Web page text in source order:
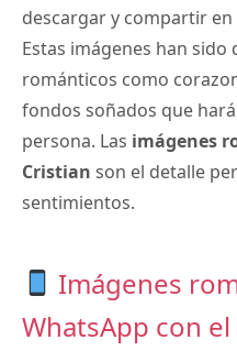
descargar y compartir
Estas imágenes han
románticos como
fondos soñados que
persona. Las imágenes
Cristian son el detalle
sentimientos.
Imágenes
WhatsApp con